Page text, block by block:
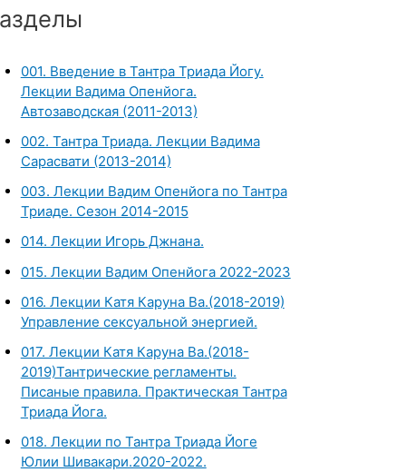
001. Введение в Тантра Триада Йогу.
Лекции Вадима Опенйога.
Автозаводская (2011-2013)
002. Тантра Триада. Лекции Вадима
Сарасвати (2013-2014)
003. Лекции Вадим Опенйога по Тантра
Триаде. Сезон 2014-2015
014. Лекции Игорь Джнана.
015. Лекции Вадим Опенйога 2022-2023
016. Лекции Катя Каруна Ва.(2018-2019)
Управление сексуальной энергией.
017. Лекции Катя Каруна Ва.(2018-
2019)Тантрические регламенты.
Писаные правила. Практическая Тантра
Триада Йога.
018. Лекции по Тантра Триада Йоге
Юлии Шивакари.2020-2022.